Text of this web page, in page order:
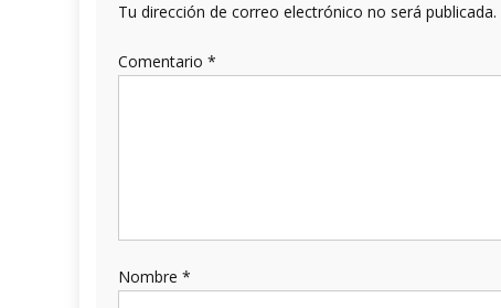
Tu dirección de correo electrónico no será publicada.
Comentario *
Nombre *